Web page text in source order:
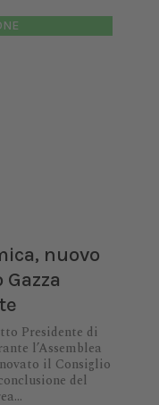
nuovo
Presidente di
l’Assemblea
il Consiglio
del